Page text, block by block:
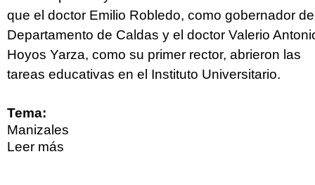
que el doctor Emilio Robledo, como gobernador
Departamento de Caldas y el doctor Valerio
Hoyos Yarza, como su primer rector, abrieron las
tareas educativas en el Instituto Universitario.
Tema:
Manizales
Leer más